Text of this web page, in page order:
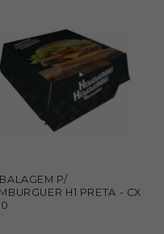
P/
H1 PRETA - CX